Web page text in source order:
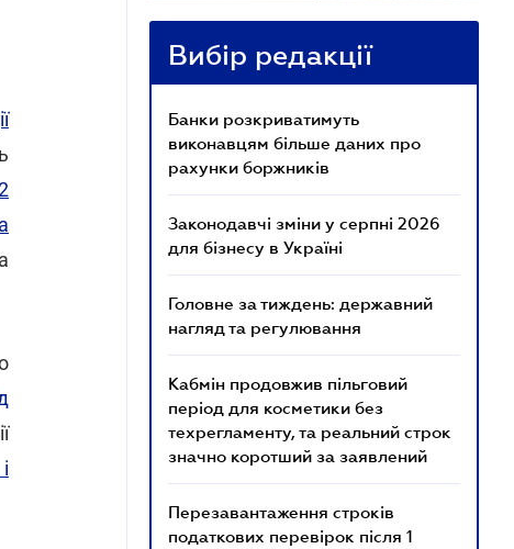
Вибір редакції
Банки розкриватимуть
виконавцям більше даних про
рахунки боржників
Законодавчі зміни у серпні 2026
для бізнесу в Україні
Головне за тиждень: державний
нагляд та регулювання
Кабмін продовжив пільговий
період для косметики без
техрегламенту, та реальний строк
значно коротший за заявлений
Перезавантаження строків
податкових перевірок після 1